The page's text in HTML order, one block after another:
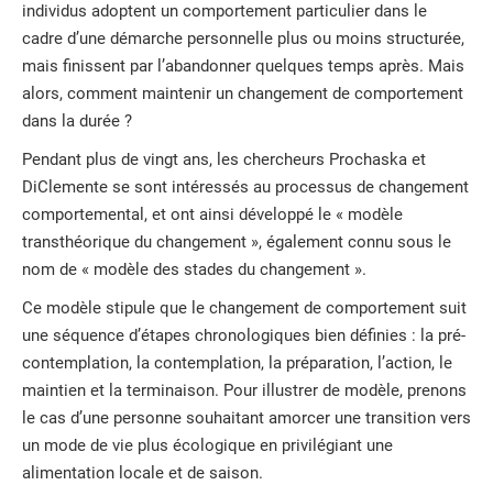
individus adoptent un comportement particulier dans le
cadre d’une démarche personnelle plus ou moins structurée,
mais finissent par l’abandonner quelques temps après. Mais
alors, comment maintenir un changement de comportement
dans la durée ?
Pendant plus de vingt ans, les chercheurs Prochaska et
DiClemente se sont intéressés au processus de changement
comportemental, et ont ainsi développé le « modèle
transthéorique du changement », également connu sous le
nom de « modèle des stades du changement ».
Ce modèle stipule que le changement de comportement suit
une séquence d’étapes chronologiques bien définies : la pré-
contemplation, la contemplation, la préparation, l’action, le
maintien et la terminaison. Pour illustrer de modèle, prenons
le cas d’une personne souhaitant amorcer une transition vers
un mode de vie plus écologique en privilégiant une
alimentation locale et de saison.